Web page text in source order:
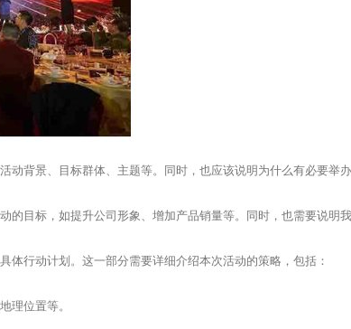
背景、目标群体、主题等。同时，也应该说明为什么有必要举
目标，如提升公司形象、增加产品销量等。同时，也需要说明
行动计划。这一部分需要详细介绍本次活动的策略，包括：
理位置等。